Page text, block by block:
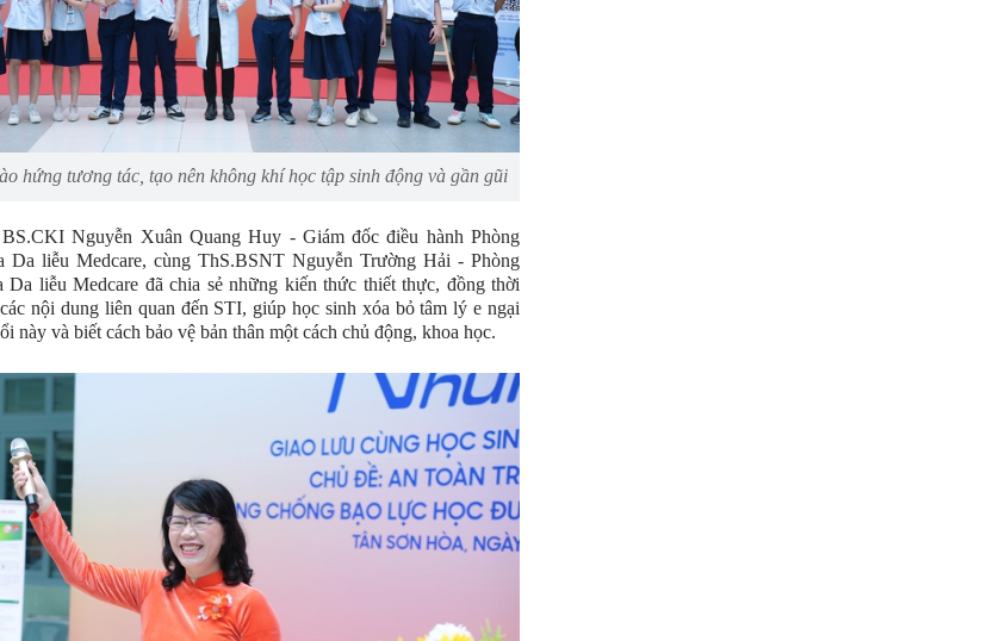
hứng tương tác, tạo nên không khí học tập sinh động và gần gũi
Nguyễn Xuân Quang Huy - Giám đốc điều hành Phòng
Da liễu Medcare, cùng ThS.BSNT Nguyễn Trường Hải - Phòng
Da liễu Medcare đã chia sẻ những kiến thức thiết thực, đồng thời
nội dung liên quan đến STI, giúp học sinh xóa bỏ tâm lý e ngại
này và biết cách bảo vệ bản thân một cách chủ động, khoa học.